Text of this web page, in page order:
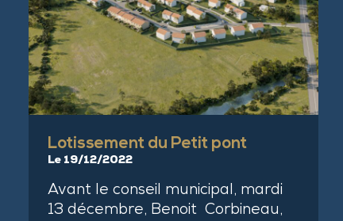
Lotissement du Petit pont
Le 19/12/2022
Avant le conseil municipal, mardi
13 décembre, Benoit Corbineau,